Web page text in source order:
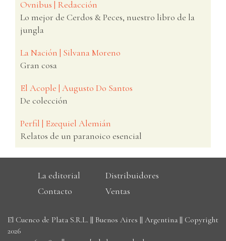
Ovnibus | Redacción
Lo mejor de Cerdos & Peces, nuestro libro de la
jungla
La Nación | Silvana Moreno
Gran cosa
El Acople | Augusto Do Santos
De colección
Perfil | Ezequiel Alemián
Relatos de un paranoico esencial
La editorial
Distribuidores
Contacto
Ventas
El Cuenco de Plata S.R.L. || Buenos Aires || Argentina || Copyright
2026